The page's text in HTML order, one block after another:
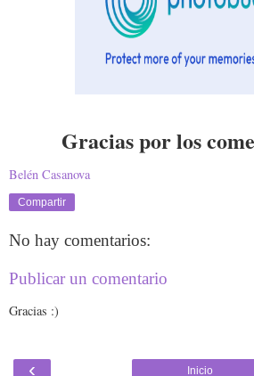
Gracias por los
Belén Casanova
Compartir
No hay comentarios:
Publicar un comentario
Gracias :)
‹ Inicio